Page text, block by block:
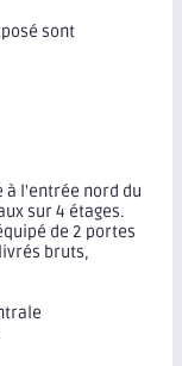
sont
l'entrée nord du
sur 4 étages.
de 2 portes
bruts,